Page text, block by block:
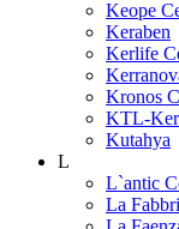
Keope
Keraben
Kerlife
Kronos
KTL-
Kutahya
L
L`antic
La